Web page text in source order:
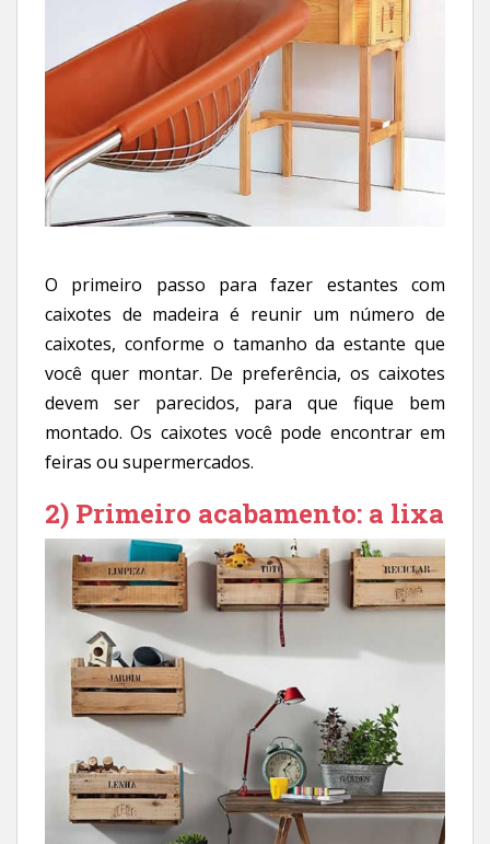
O primeiro passo para fazer estantes com
caixotes de madeira é reunir um número de
caixotes, conforme o tamanho da estante que
você quer montar. De preferência, os caixotes
devem ser parecidos, para que fique bem
montado. Os caixotes você pode encontrar em
feiras ou supermercados.
2) Primeiro acabamento: a lixa